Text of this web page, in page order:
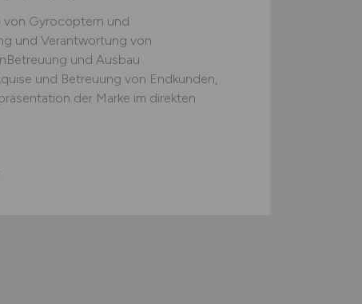
von Gyrocoptern und
und Verantwortung von
und Ausbau
und Betreuung von Endkunden,
der Marke im direkten